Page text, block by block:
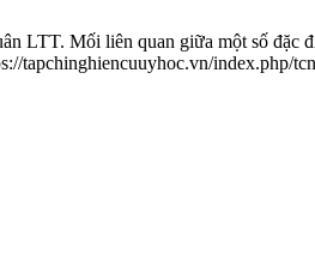
LTT. Mối liên quan giữa một số
tapchinghiencuuyhoc.vn/index.php/